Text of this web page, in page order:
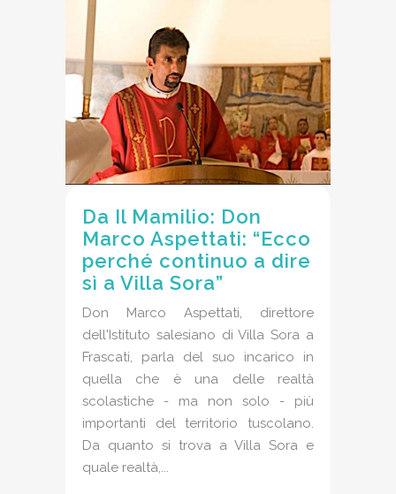
Da Il Mamilio: Don
Marco Aspettati: “Ecco
perché continuo a dire
sì a Villa Sora”
Don Marco Aspettati, direttore
dell'Istituto salesiano di Villa Sora a
Frascati, parla del suo incarico in
quella che è una delle realtà
scolastiche - ma non solo - più
importanti del territorio tuscolano.
Da quanto si trova a Villa Sora e
quale realtà,...